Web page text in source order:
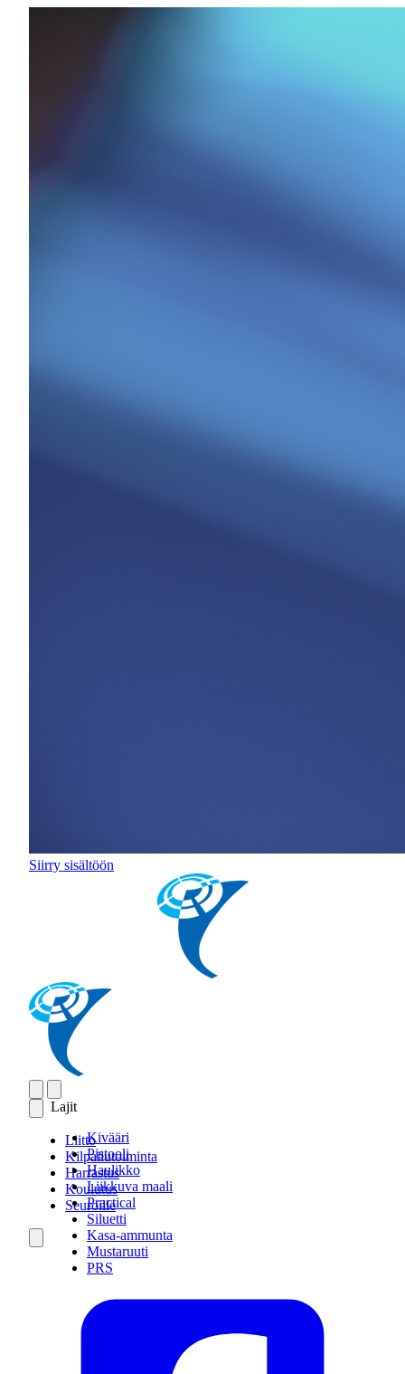
Siirry sisältöön
Lajit
Kivääri
Pistooli
Haulikko
Liikkuva maali
Practical
Siluetti
Kasa-ammunta
Mustaruuti
PRS
Liitto
Kilpailutoiminta
Harrastus
Koulutus
Seuroille